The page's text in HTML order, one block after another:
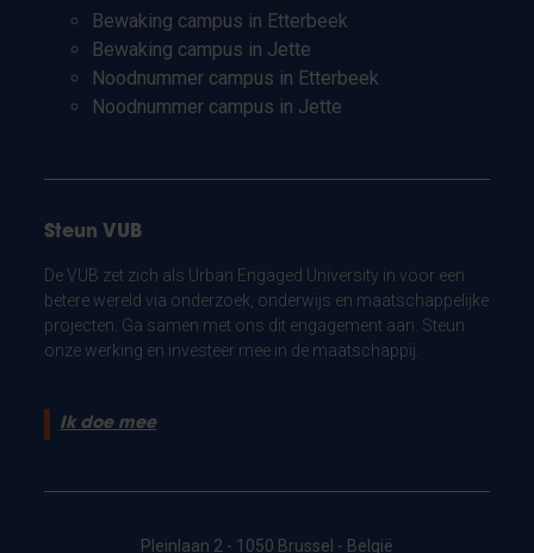
Bewaking campus in Etterbeek
Bewaking campus in Jette
Noodnummer campus in Etterbeek
Noodnummer campus in Jette
Steun VUB
De VUB zet zich als Urban Engaged University in voor een
betere wereld via onderzoek, onderwijs en maatschappelijke
projecten. Ga samen met ons dit engagement aan. Steun
onze werking en investeer mee in de maatschappij.
Ik doe mee
Pleinlaan 2 - 1050 Brussel - België